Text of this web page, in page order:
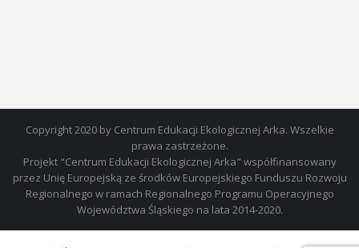
Copyright 2020 by Centrum Edukacji Ekologicznej Arka. Wszelkie
prawa zastrzeżone.
Projekt "Centrum Edukacji Ekologicznej Arka" współfinansowany
przez Unię Europejską ze środków Europejskiego Funduszu Rozwoju
Regionalnego w ramach Regionalnego Programu Operacyjnego
Województwa Śląskiego na lata 2014-2020.